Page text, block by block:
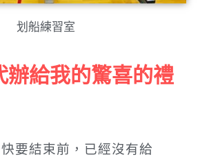
划船練習室
辦給我的驚喜的禮
要結束前，已經沒有給